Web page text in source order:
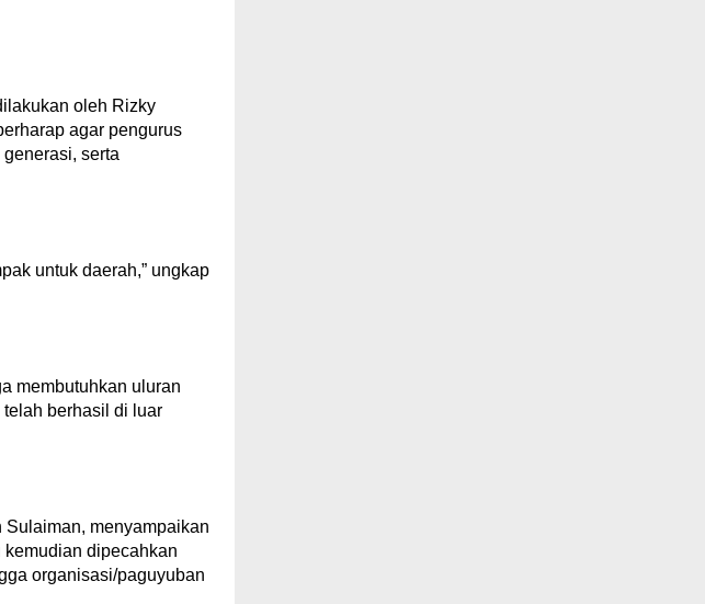
oleh Rizky
agar pengurus
serta
untuk daerah,” ungkap
membutuhkan uluran
berhasil di luar
menyampaikan
kemudian dipecahkan
organisasi/paguyuban